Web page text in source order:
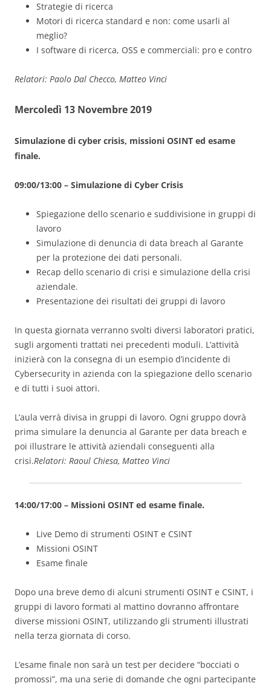
Strategie di ricerca
Motori di ricerca standard e non: come usarli al
meglio?
I software di ricerca, OSS e commerciali: pro e contro
Relatori: Paolo Dal Checco, Matteo Vinci
Mercoledì 13 Novembre 2019
Simulazione di cyber crisis, missioni OSINT ed esame
finale.
09:00/13:00 – Simulazione di Cyber Crisis
Spiegazione dello scenario e suddivisione in gruppi di
lavoro
Simulazione di denuncia di data breach al Garante
per la protezione dei dati personali.
Recap dello scenario di crisi e simulazione della crisi
aziendale.
Presentazione dei risultati dei gruppi di lavoro
In questa giornata verranno svolti diversi laboratori pratici,
sugli argomenti trattati nei precedenti moduli. L’attività
inizierà con la consegna di un esempio d’incidente di
Cybersecurity in azienda con la spiegazione dello scenario
e di tutti i suoi attori.
L’aula verrà divisa in gruppi di lavoro. Ogni gruppo dovrà
prima simulare la denuncia al Garante per data breach e
poi illustrare le attività aziendali conseguenti alla
crisi.Relatori: Raoul Chiesa, Matteo Vinci
14:00/17:00 – Missioni OSINT ed esame finale.
Live Demo di strumenti OSINT e CSINT
Missioni OSINT
Esame finale
Dopo una breve demo di alcuni strumenti OSINT e CSINT, i
gruppi di lavoro formati al mattino dovranno affrontare
diverse missioni OSINT, utilizzando gli strumenti illustrati
nella terza giornata di corso.
L’esame finale non sarà un test per decidere “bocciati o
promossi”, ma una serie di domande che ogni partecipante